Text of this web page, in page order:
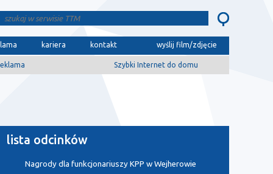
kariera kontakt wyślij film/zdjęcie
Szybki Internet do domu
lista odcinków
Nagrody dla funkcjonariuszy KPP w Wejherowie